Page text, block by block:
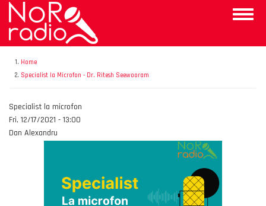
Skip
main
content
Toggle
Home
Specialist la Microfon - Dr. Ritesh Seewooram
Emisiunea
Specialist la microfon
Data
Fri, 12/17/2021 - 13:00
Autor
Dan Alexandru